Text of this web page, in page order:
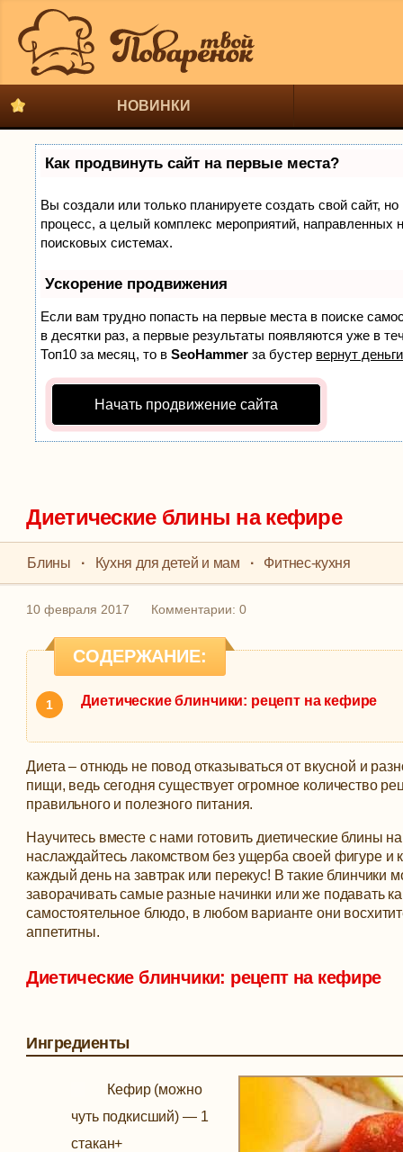
НОВИНКИ
Как продвинуть сайт на первые места?
Вы создали или только планируете создать свой сайт,
процесс, а целый комплекс мероприятий, направленных
поисковых системах.
Ускорение продвижения
Если вам трудно попасть на первые места в поиске
в десятки раз, а первые результаты появляются уже в
Топ10 за месяц, то вSeoHammer за бустер вернут
Начать продвижение сайта
Диетические блины на кефире
Блины · Кухня для детей и мам · Фитнес-кухня
10 февраля 2017 Комментарии: 0
СОДЕРЖАНИЕ:
Диетические блинчики: рецепт на кефире
Диета – отнюдь не повод отказываться от вкусной и
пищи, ведь сегодня существует огромное количество
правильного и полезного питания.
Научитесь вместе с нами готовить диетические блины
наслаждайтесь лакомством без ущерба своей фигуре и
каждый день на завтрак или перекус! В такие блинчики
заворачивать самые разные начинки или же подавать
самостоятельное блюдо, в любом варианте они
аппетитны.
Диетические блинчики: рецепт на кефире
Ингредиенты
Кефир (можно
чуть подкисший) — 1
стакан+